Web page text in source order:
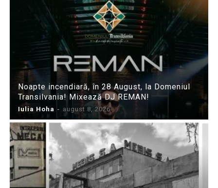
Noapte incendiară, în 28 August, la Domeniul
Transilvania! Mixează DJ REMAN!
Iulia Hoha - august 8, 2026